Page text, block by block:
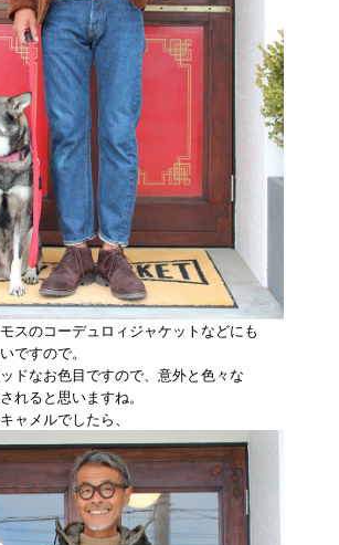
スのコーデュロィジャケットなどにも
ですので。
ドなお色目ですので、意外と色々な
れると思いますね。
ャメルでしたら、